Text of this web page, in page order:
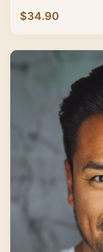
$34.90